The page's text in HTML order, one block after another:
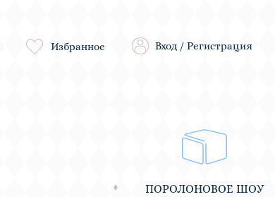
Избранное Вход / Регистрация
ПОРОЛОНОВОЕ ШОУ